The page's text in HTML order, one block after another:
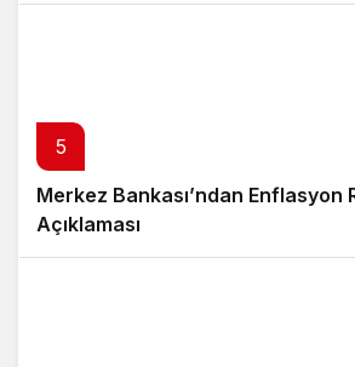
5
Merkez Bankası’ndan Enflasyon
Açıklaması